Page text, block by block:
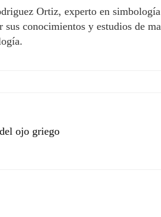
Ortiz, experto en
sus conocimientos y estudios de
ojo griego